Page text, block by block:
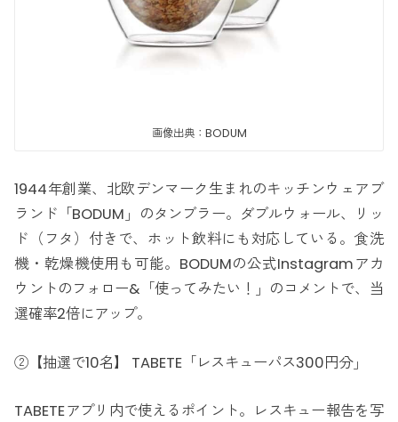
画像出典：BODUM
1944年創業、北欧デンマーク生まれのキッチンウェアブ
ランド「BODUM」のタンブラー。ダブルウォール、リッ
ド（フタ）付きで、ホット飲料にも対応している。食洗
機・乾燥機使用も可能。BODUMの公式Instagramアカ
ウントのフォロー&「使ってみたい！」のコメントで、当
選確率2倍にアップ。
②【抽選で10名】 TABETE「レスキューパス300円分」
TABETEアプリ内で使えるポイント。レスキュー報告を写